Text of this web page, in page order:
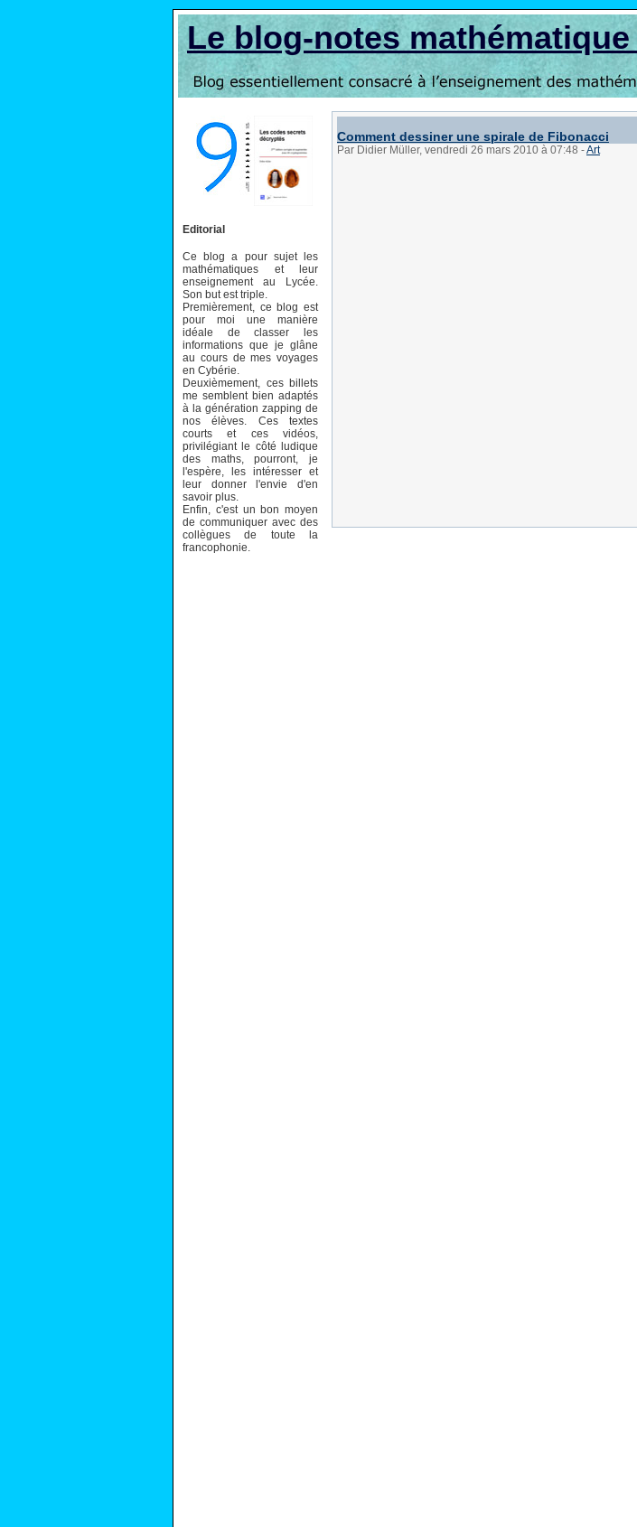
Le blog-notes
Editorial
Ce blog a pour sujet les
mathématiques et leur
enseignement au Lycée.
Son but est triple.
Premièrement, ce blog est
pour moi une manière
idéale de classer les
informations que je glâne
au cours de mes voyages
en Cybérie.
Deuxièmement, ces billets
me semblent bien adaptés
à la génération zapping de
nos élèves. Ces textes
courts et ces vidéos,
privilégiant le côté ludique
des maths, pourront, je
l'espère, les intéresser et
leur donner l'envie d'en
savoir plus.
Enfin, c'est un bon moyen
de communiquer avec des
collègues de toute la
francophonie.
Comment dessiner une spirale de Fibonacci
Par Didier Müller, vendredi 26 mars 2010 à 07:48 -Art